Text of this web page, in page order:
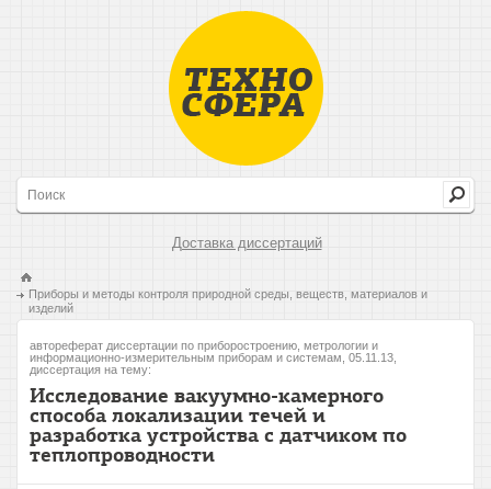
Доставка диссертаций
Приборы и методы контроля природной среды, веществ, материалов и
изделий
автореферат диссертации по приборостроению, метрологии и
информационно-измерительным приборам и системам, 05.11.13,
диссертация на тему:
Исследование вакуумно-камерного
способа локализации течей и
разработка устройства с датчиком по
теплопроводности